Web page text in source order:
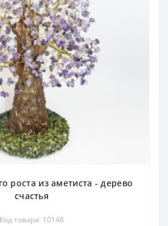
роста из аметиста - дерево
счастья
Код товара: 10148